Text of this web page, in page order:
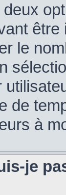
le
de
à
je